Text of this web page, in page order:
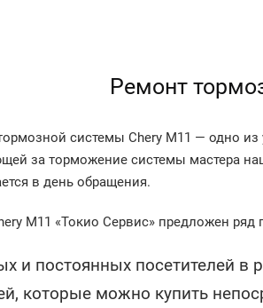
Ремонт
системы Chery M11 — одно
за торможение системы мастера
в день обращения.
M11 «Токио Сервис» предложен ряд
и постоянных посетителей в
которые можно купить